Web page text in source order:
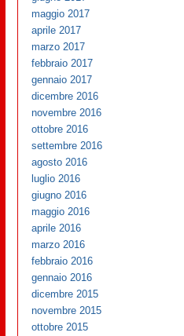
maggio 2017
aprile 2017
marzo 2017
febbraio 2017
gennaio 2017
dicembre 2016
novembre 2016
ottobre 2016
settembre 2016
agosto 2016
luglio 2016
giugno 2016
maggio 2016
aprile 2016
marzo 2016
febbraio 2016
gennaio 2016
dicembre 2015
novembre 2015
ottobre 2015